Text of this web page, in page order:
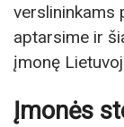
verslininkams
aptarsime ir
įmonę
Įmonės